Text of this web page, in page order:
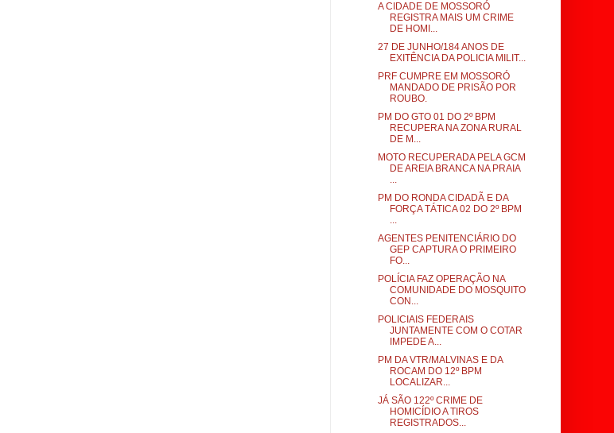
A CIDADE DE MOSSORÓ
REGISTRA MAIS UM CRIME
DE HOMI...
27 DE JUNHO/184 ANOS DE
EXITÊNCIA DA POLICIA MILIT...
PRF CUMPRE EM MOSSORÓ
MANDADO DE PRISÃO POR
ROUBO.
PM DO GTO 01 DO 2º BPM
RECUPERA NA ZONA RURAL
DE M...
MOTO RECUPERADA PELA GCM
DE AREIA BRANCA NA PRAIA
...
PM DO RONDA CIDADÃ E DA
FORÇA TÁTICA 02 DO 2º BPM
...
AGENTES PENITENCIÁRIO DO
GEP CAPTURA O PRIMEIRO
FO...
POLÍCIA FAZ OPERAÇÃO NA
COMUNIDADE DO MOSQUITO
CON...
POLICIAIS FEDERAIS
JUNTAMENTE COM O COTAR
IMPEDE A...
PM DA VTR/MALVINAS E DA
ROCAM DO 12º BPM
LOCALIZAR...
JÁ SÃO 122º CRIME DE
HOMICÍDIO A TIROS
REGISTRADOS...